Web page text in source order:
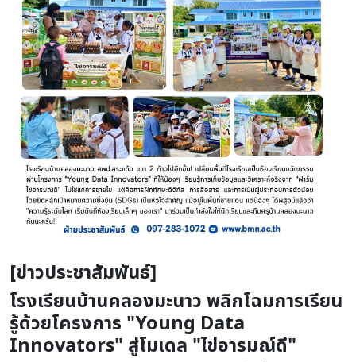
[ข่าวประชาสัมพันธ์]
โรงเรียนบ้านคลองมะนาว พลิกโฉมการเรียน
รู้ด้วยโครงการ "Young Data
Innovators" สู่โมเดล "ไข่อารมณ์ดี"